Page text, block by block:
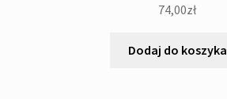
74,00zł
Dodaj do koszyka